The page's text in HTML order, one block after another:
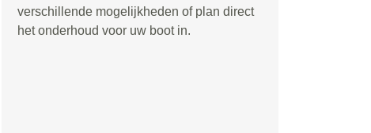
verschillende mogelijkheden of plan direct
het onderhoud voor uw boot in.